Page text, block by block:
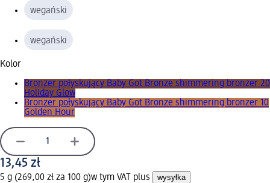
wegański
wegański
Kolor
Bronzer połyskujący Baby Got Bronze shimmering bronzer 20
Holiday Glow
Bronzer połyskujący Baby Got Bronze shimmering bronzer 10
Golden Hour
13,45 zł
5 g (269,00 zł za 100 g)w tym VAT plus wysyłka